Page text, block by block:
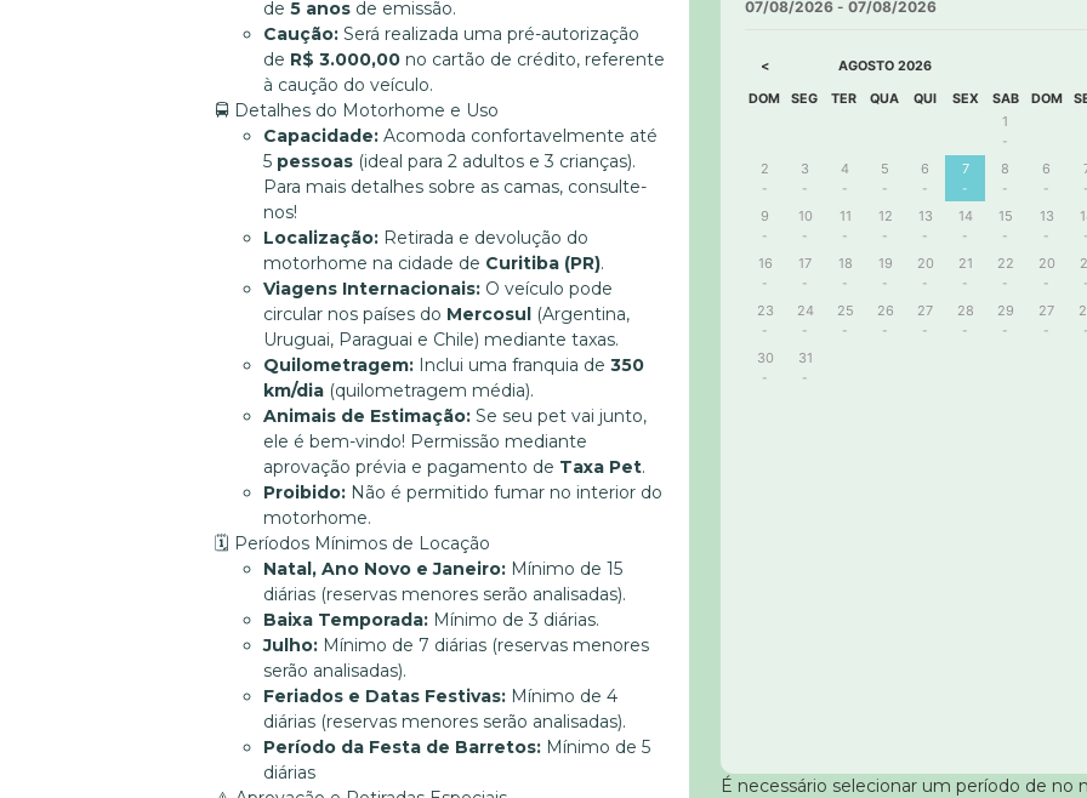
de 5 anos de emissão.
Caução: Será realizada uma pré-autorização
de R$ 3.000,00 no cartão de crédito, referente
à caução do veículo.
🚍 Detalhes do Motorhome e Uso
Capacidade: Acomoda confortavelmente até
5 pessoas (ideal para 2 adultos e 3 crianças).
Para mais detalhes sobre as camas, consulte-
nos!
Localização: Retirada e devolução do
motorhome na cidade de Curitiba (PR).
Viagens Internacionais: O veículo pode
circular nos países do Mercosul
(Argentina,
Uruguai, Paraguai e Chile) mediante taxas.
Quilometragem: Inclui uma franquia de 350
km/dia (quilometragem média).
Animais de Estimação: Se seu pet vai junto,
ele é bem-vindo! Permissão mediante
aprovação prévia e pagamento de Taxa Pet.
Proibido: Não é permitido fumar no interior do
motorhome.
🗓️ Períodos Mínimos de Locação
Natal, Ano Novo e Janeiro: Mínimo de 15
diárias (reservas menores serão analisadas).
Baixa Temporada: Mínimo de 3 diárias.
Julho: Mínimo de 7 diárias (reservas menores
serão analisadas).
Feriados e Datas Festivas: Mínimo de 4
diárias (reservas menores serão analisadas).
Período da Festa de Barretos: Mínimo de 5
diárias
07/08/2026 -07/08/2026
< AGOSTO 2026
DOM SEG TER QUA QUI SEX SAB
1
-
2
-
3
-
4
-
5
-
6
-
7
-
8
-
9
-
10
-
11
-
12
-
13
-
14
-
15
-
16
-
17
-
18
-
19
-
20
-
21
-
22
-
23
-
24
-
25
-
26
-
27
-
28
-
29
-
30
-
31
-
DOM
6
- -
13
- -
20
- -
27
- -
É necessário selecionar um período de no